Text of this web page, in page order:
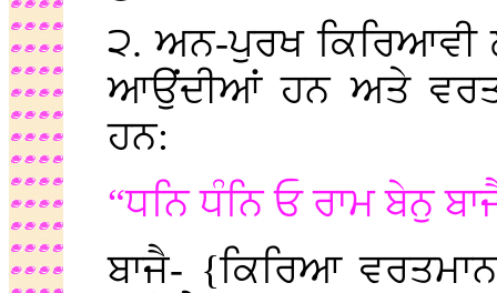
੨. ਅਨ-ਪੁਰਖ ਕਿਰਿਆਵੀ
ਆਉਂਦੀਆਂ ਹਨ ਅਤੇ
ਹਨ:
“ਧਨਿ ਧੰਨਿ ਓ ਰਾਮ ਬੇਨੁ
ਬਾਜੈ- {ਕਿਰਿਆ